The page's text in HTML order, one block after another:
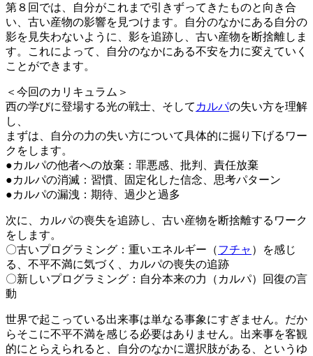
第８回では、自分がこれまで引きずってきたものと向き合
い、古い産物の影響を見つけます。自分のなかにある自分の
影を見失わないように、影を追跡し、古い産物を断捨離しま
す。これによって、自分のなかにある不安を力に変えていく
ことができます。
＜今回のカリキュラム＞
西の学びに登場する光の戦士、そして カルパの失い方を理解
し、
まずは、自分の力の失い方について具体的に掘り下げるワー
クをします。
●カルパの他者への放棄：罪悪感、批判、責任放棄
●カルパの消滅：習慣、固定化した信念、思考パターン
●カルパの漏洩：期待、過少と過多
次に、カルパの喪失を追跡し、古い産物を断捨離するワーク
をします。
〇古いプログラミング：重いエネルギー（フチャ ）を感じ
る、不平不満に気づく、カルパの喪失の追跡
〇新しいプログラミング：自分本来の力（カルパ）回復の言
動
世界で起こっている出来事は単なる事象にすぎません。だか
らそこに不平不満を感じる必要はありません。出来事を客観
的にとらえられると、自分のなかに選択肢がある、というゆ